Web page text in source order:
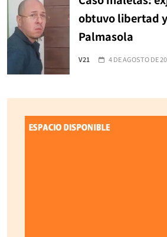
obtuvo libertad
Palmasola
V21 4 DE AGOSTO DE